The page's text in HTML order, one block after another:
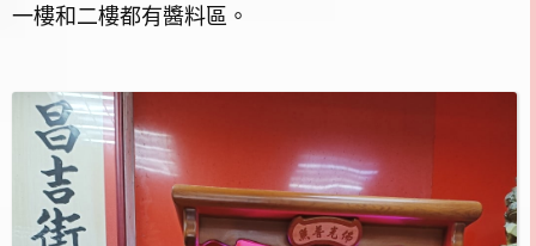
一樓和二樓都有醬料區。